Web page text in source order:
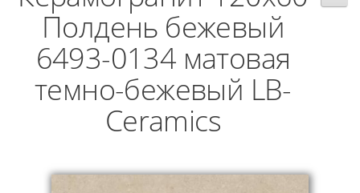
Полдень бежевый
6493-0134 матовая
темно-бежевый LB-
Ceramics